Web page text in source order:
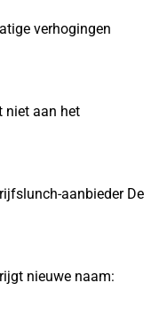
verhogingen
niet aan het
aanbieder De
nieuwe naam: